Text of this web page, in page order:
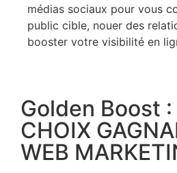
médias sociaux pour vous
public cible, nouer des
booster votre visibilité en
Golden Boost :
CHOIX
WEB